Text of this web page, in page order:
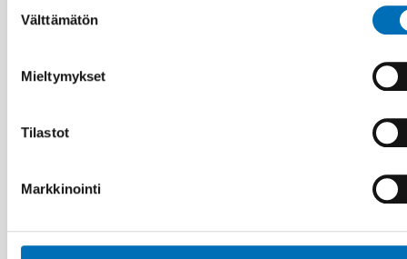
valinta
Välttämätön
Mieltymykset
Tilastot
Markkinointi
Nordisk samarbeid om
Funksjonshinderspørsmål – Årsrapport 2025